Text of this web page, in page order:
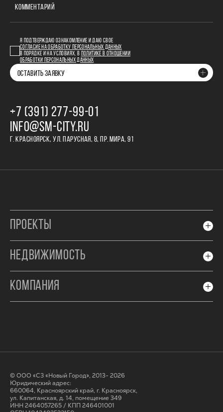
КОММЕНТАРИЙ
Я ПОДТВЕРЖДАЮ ОЗНАКОМЛЕНИЕ И ДАЮ СВОЕ
СОГЛАСИЕ НА ОБРАБОТКУ ПЕРСОНАЛЬНЫХ ДАННЫХ
В ПОРЯДКЕ И НА УСЛОВИЯХ, В
ПОЛИТИКЕ В ОТНОШЕНИИ
ОБРАБОТКИ ПЕРСОНАЛЬНЫХ ДАННЫХ
ОСТАВИТЬ ЗАЯВКУ
+7 (391) 277‒99‒01
INFO@SM-CITY.RU
Г. КРАСНОЯРСК, УЛ. ПАРУСНАЯ, 8, ПР. МИРА, 91
ПРОЕКТЫ
НЕДВИЖИМОСТЬ
КОМПАНИЯ
© ООО «СЗ «Новый Город», 2013- 2026
Юридический адрес:
660064, Красноярский край, г. Красноярск,
ул. Капитанская, д. 14, помещение 349
ИНН 2464057265 / КПП 246401001